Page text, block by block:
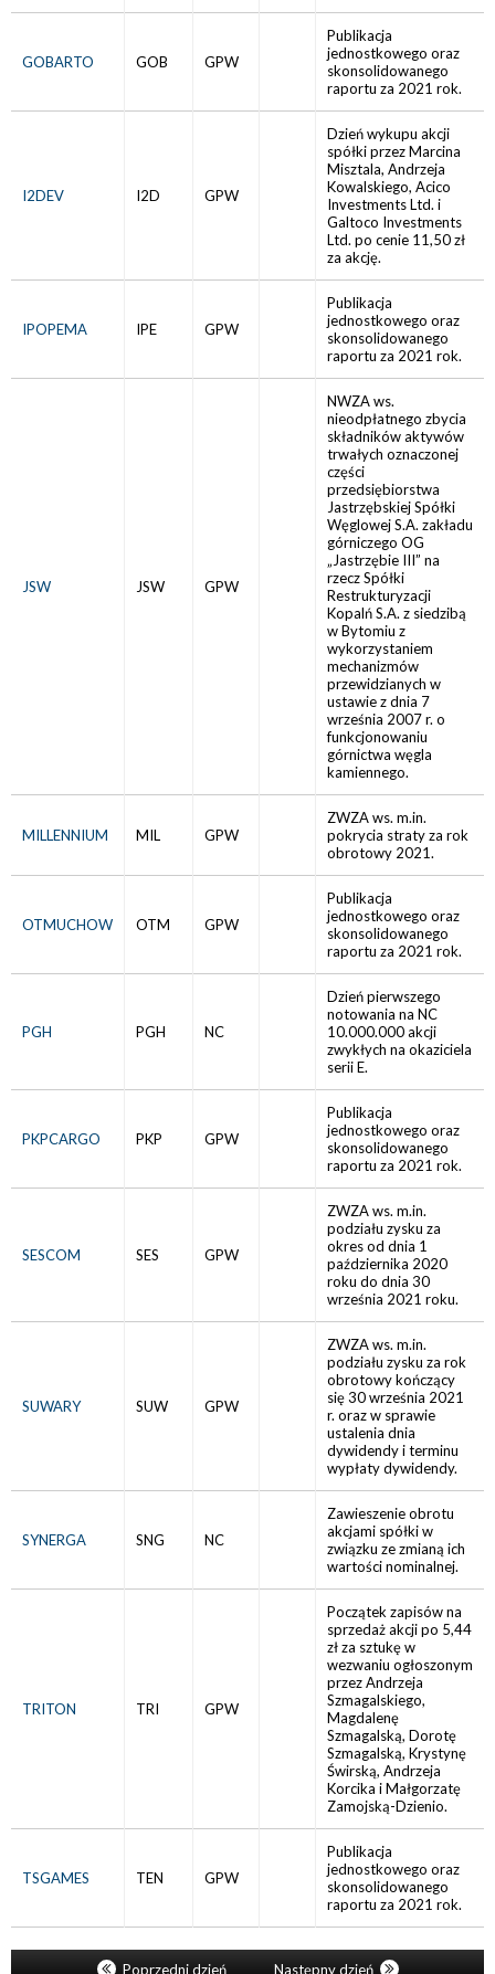
GOBARTO GOB GPW
Publikacja
jednostkowego oraz
skonsolidowanego
raportu za 2021 rok.
I2DEV I2D GPW
Dzień wykupu akcji
spółki przez Marcina
Misztala, Andrzeja
Kowalskiego, Acico
Investments Ltd. i
Galtoco Investments
Ltd. po cenie 11,50 zł
za akcję.
IPOPEMA IPE GPW
Publikacja
jednostkowego oraz
skonsolidowanego
raportu za 2021 rok.
JSW JSW GPW
NWZA ws.
nieodpłatnego zbycia
składników aktywów
trwałych oznaczonej
części
przedsiębiorstwa
Jastrzębskiej Spółki
Węglowej S.A. zakładu
górniczego OG
„Jastrzębie III” na
rzecz Spółki
Restrukturyzacji
Kopalń S.A. z siedzibą
w Bytomiu z
wykorzystaniem
mechanizmów
przewidzianych w
ustawie z dnia 7
września 2007 r. o
funkcjonowaniu
górnictwa węgla
kamiennego.
MILLENNIUM MIL GPW
ZWZA ws. m.in.
pokrycia straty za rok
obrotowy 2021.
OTMUCHOW OTM GPW
Publikacja
jednostkowego oraz
skonsolidowanego
raportu za 2021 rok.
PGH PGH NC
Dzień pierwszego
notowania na NC
10.000.000 akcji
zwykłych na okaziciela
serii E.
PKPCARGO PKP GPW
Publikacja
jednostkowego oraz
skonsolidowanego
raportu za 2021 rok.
SESCOM SES GPW
ZWZA ws. m.in.
podziału zysku za
okres od dnia 1
października 2020
roku do dnia 30
września 2021 roku.
SUWARY SUW GPW
ZWZA ws. m.in.
podziału zysku za rok
obrotowy kończący
się 30 września 2021
r. oraz w sprawie
ustalenia dnia
dywidendy i terminu
wypłaty dywidendy.
SYNERGA SNG NC
Zawieszenie obrotu
akcjami spółki w
związku ze zmianą ich
wartości nominalnej.
TRITON TRI GPW
Początek zapisów na
sprzedaż akcji po 5,44
zł za sztukę w
wezwaniu ogłoszonym
przez Andrzeja
Szmagalskiego,
Magdalenę
Szmagalską, Dorotę
Szmagalską, Krystynę
Świrską, Andrzeja
Korcika i Małgorzatę
Zamojską-Dzienio.
TSGAMES TEN GPW
Publikacja
jednostkowego oraz
skonsolidowanego
raportu za 2021 rok.
Poprzedni dzień Następny dzień